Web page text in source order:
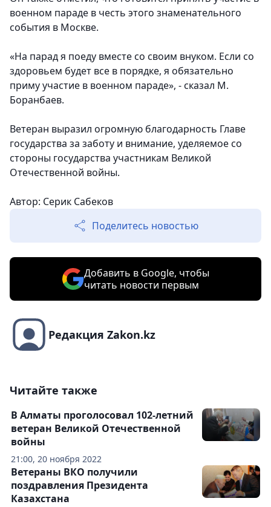
военном параде в честь этого знаменательного
события в Москве.
«На парад я поеду вместе со своим внуком. Если со
здоровьем будет все в порядке, я обязательно
приму участие в военном параде», - сказал М.
Боранбаев.
Ветеран выразил огромную благодарность Главе
государства за заботу и внимание, уделяемое со
стороны государства участникам Великой
Отечественной войны.
Автор: Серик Сабеков
Поделитесь новостью
Добавить в Google, чтобы
читать новости первым
Редакция Zakon.kz
Читайте также
21:00, 20 ноября 2022
В Алматы проголосовал 102-летний
ветеран Великой Отечественной
войны
Ветераны ВКО получили
поздравления Президента
Казахстана